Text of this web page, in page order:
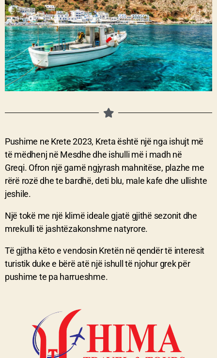
Pushime ne Krete 2023, Kreta është një nga ishujt më
të mëdhenj në Mesdhe dhe ishulli më i madh në
Greqi. Ofron një gamë ngjyrash mahnitëse, plazhe me
rërë rozë dhe te bardhë, deti blu, male kafe dhe ullishte
jeshile.
Një tokë me një klimë ideale gjatë gjithë sezonit dhe
mrekulli të jashtëzakonshme natyrore.
Të gjitha këto e vendosin Kretën në qendër të interesit
turistik duke e bërë atë një ishull të njohur grek për
pushime te pa harrueshme.